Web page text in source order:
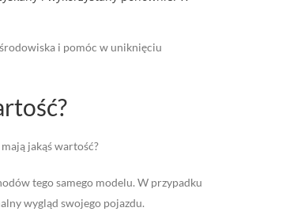
i pomóc w uniknięciu
jakąś wartość?
tego samego modelu. W przypadku
wygląd swojego pojazdu.